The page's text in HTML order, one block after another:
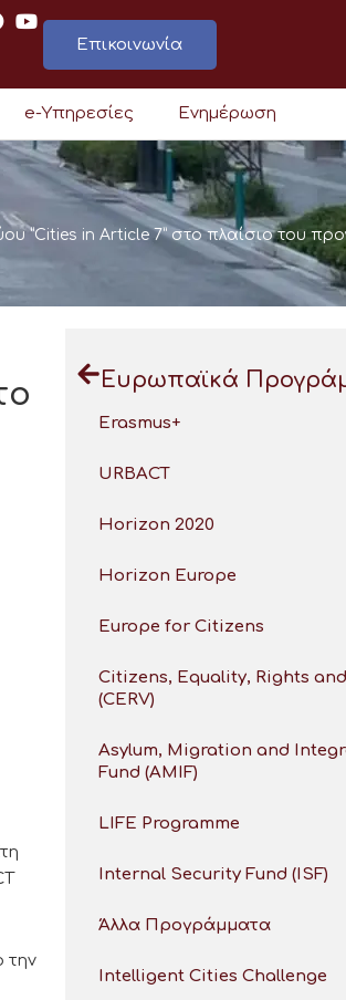
Επικοινωνία
e-Υπηρεσίες Ενημέρωση
“Cities in Article 7” στο πλαίσιο του
την
Ευρωπαϊκά
Erasmus+
URBACT
Horizon 2020
Horizon Europe
Europe for Citizens
Citizens, Equality, Rights
(CERV)
Asylum, Migration and
Fund (AMIF)
LIFE Programme
Internal Security Fund (ISF)
Άλλα Προγράμματα
Intelligent Cities Challenge